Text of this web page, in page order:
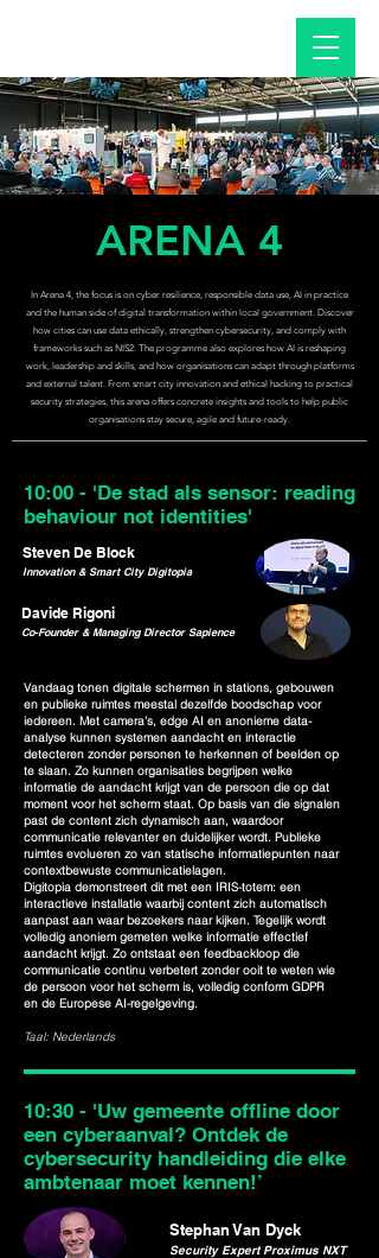
ARENA 4
In Arena 4, the focus is on cyber resilience, responsible data use, AI in practice
and the human side of digital transformation within local government. Discover
how cities can use data ethically, strengthen cybersecurity, and comply with
frameworks such as NIS2. The programme also explores how AI is reshaping
work, leadership and skills, and how organisations can adapt through platforms
and external talent. From smart city innovation and ethical hacking to practical
security strategies, this arena offers concrete insights and tools to help public
organisations stay secure, agile and future-ready.
10:00 - 'De stad als sensor: reading
behaviour not identities'
Steven De Block
Innovation & Smart City Digitopia
Davide Rigoni
Co-Founder & Managing Director Sapience
Vandaag tonen digitale schermen in stations, gebouwen
en publieke ruimtes meestal dezelfde boodschap voor
iedereen. Met camera’s, edge AI en anonieme data-
analyse kunnen systemen aandacht en interactie
detecteren zonder personen te herkennen of beelden op
te slaan. Zo kunnen organisaties begrijpen welke
informatie de aandacht krijgt van de persoon die op dat
moment voor het scherm staat. Op basis van die signalen
past de content zich dynamisch aan, waardoor
communicatie relevanter en duidelijker wordt. Publieke
ruimtes evolueren zo van statische informatiepunten naar
contextbewuste communicatielagen.
Digitopia demonstreert dit met een IRIS-totem: een
interactieve installatie waarbij content zich automatisch
aanpast aan waar bezoekers naar kijken. Tegelijk wordt
volledig anoniem gemeten welke informatie effectief
aandacht krijgt. Zo ontstaat een feedbackloop die
communicatie continu verbetert zonder ooit te weten wie
de persoon voor het scherm is, volledig conform GDPR
en de Europese AI-regelgeving.
Taal: Nederlands
10:30 - 'Uw gemeente offline door
een cyberaanval? Ontdek de
cybersecurity handleiding die elke
ambtenaar moet kennen!’
Stephan Van Dyck
Security Expert Proximus NXT